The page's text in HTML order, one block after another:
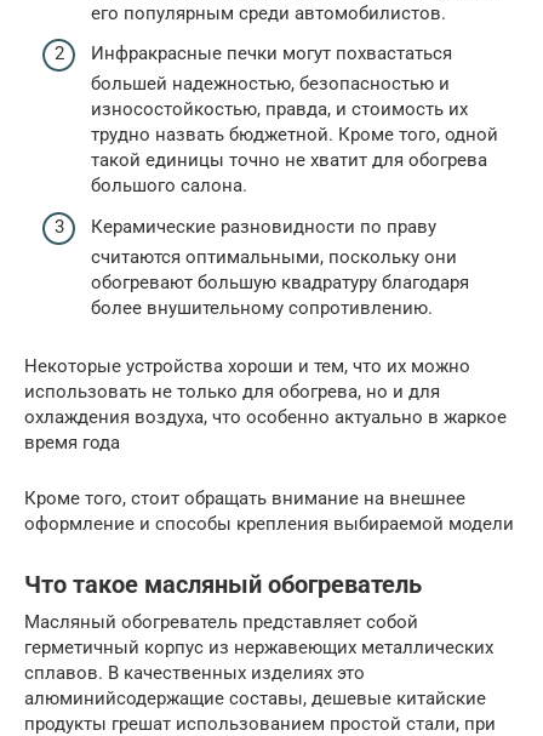
его популярным среди автомобилистов.
Инфракрасные печки могут похвастаться
большей надежностью, безопасностью и
износостойкостью, правда, и стоимость их
трудно назвать бюджетной. Кроме того, одной
такой единицы точно не хватит для обогрева
большого салона.
Керамические разновидности по праву
считаются оптимальными, поскольку они
обогревают большую квадратуру благодаря
более внушительному сопротивлению.
Некоторые устройства хороши и тем, что их можно
использовать не только для обогрева, но и для
охлаждения воздуха, что особенно актуально в жаркое
время года
Кроме того, стоит обращать внимание на внешнее
оформление и способы крепления выбираемой модели
Что такое масляный обогреватель
Масляный обогреватель представляет собой
герметичный корпус из нержавеющих металлических
сплавов. В качественных изделиях это
алюминийсодержащие составы, дешевые китайские
продукты грешат использованием простой стали, при